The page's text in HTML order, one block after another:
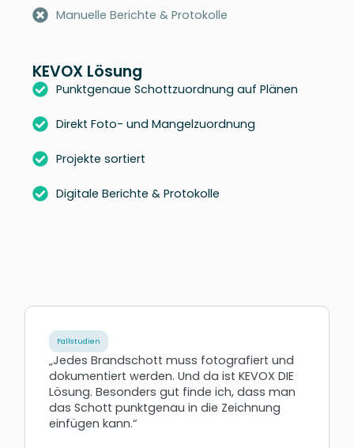
Fallstudien
„Jedes Brandschott muss fotografiert und
dokumentiert werden. Und da ist KEVOX DIE
Lösung. Besonders gut finde ich, dass man
das Schott punktgenau in die Zeichnung
einfügen kann.“
Manuelle Berichte & Protokolle
KEVOX Lösung
Punktgenaue Schottzuordnung auf Plänen
Direkt Foto- und Mangelzuordnung
Projekte sortiert
Digitale Berichte & Protokolle